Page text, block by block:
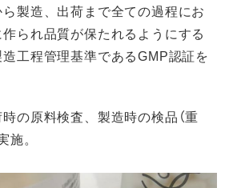
製造、出荷まで全ての過程にお
られ品質が保たれるようにする
工程管理基準であるGMP認証を
の原料検査、製造時の検品（重
施。